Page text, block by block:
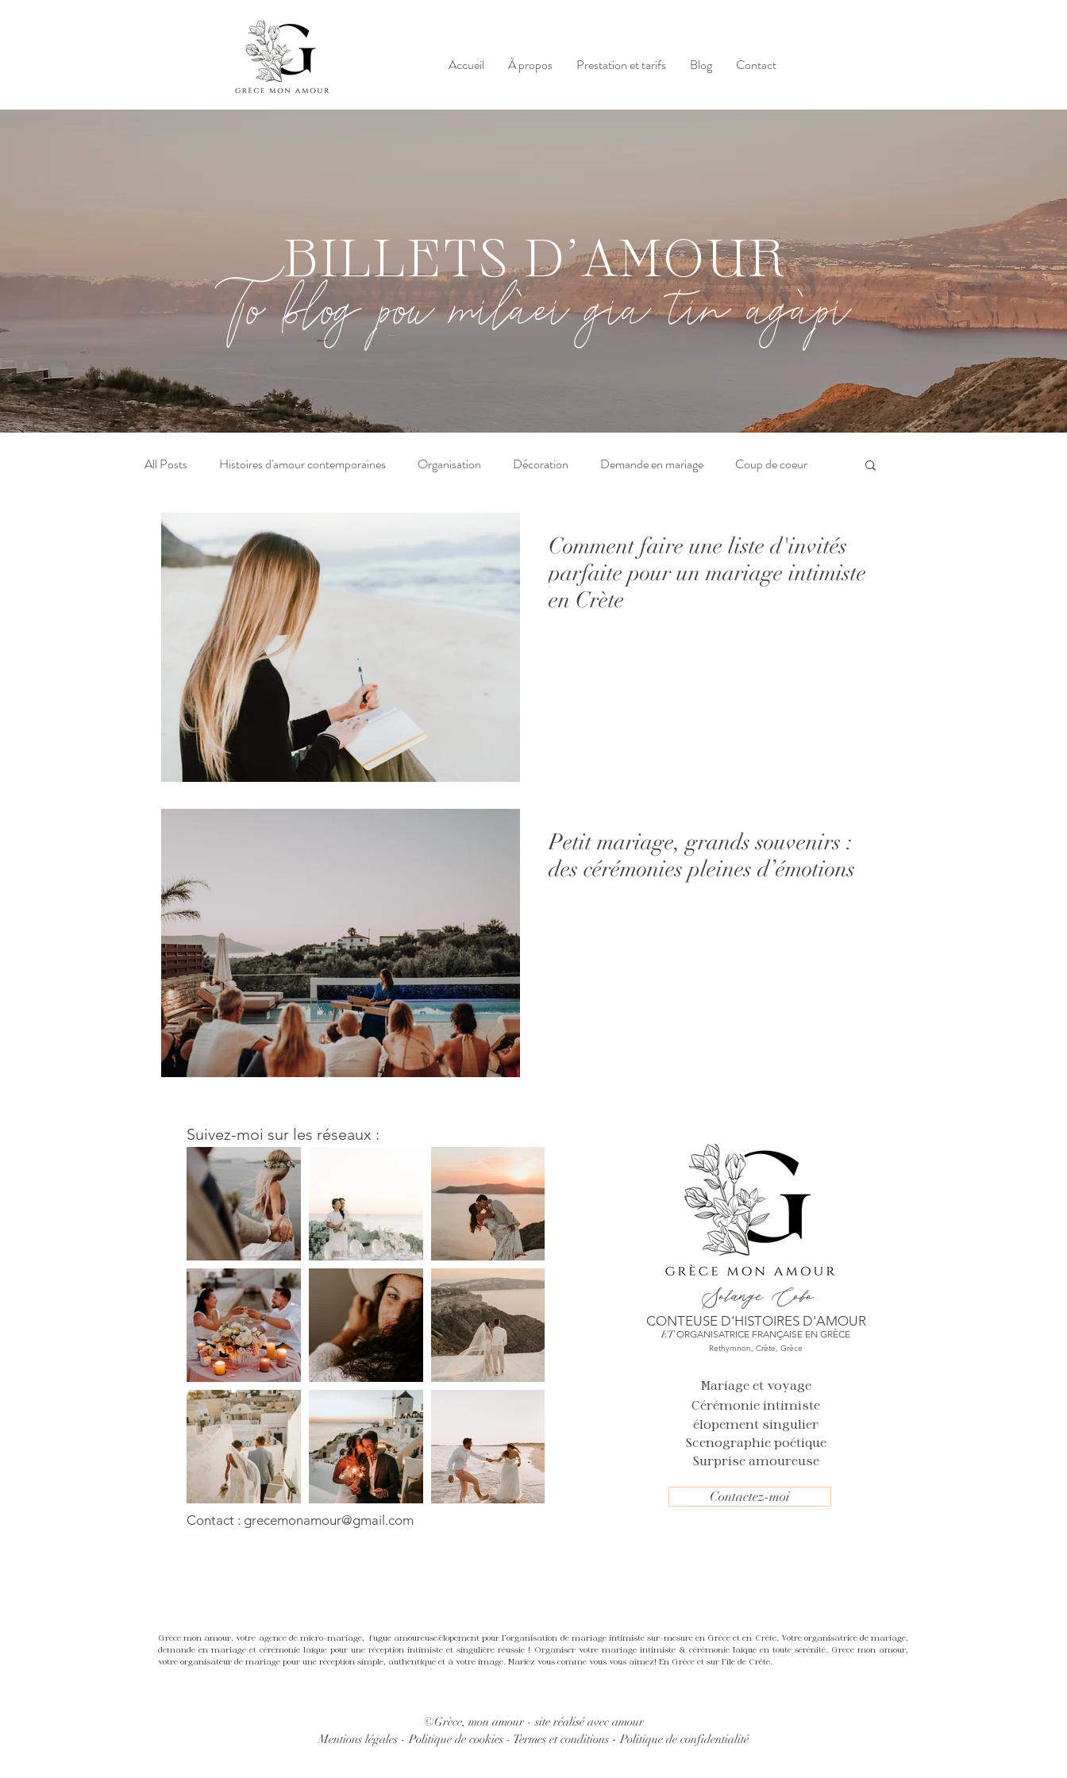
Accueil À propos Prestation et tarifs Blog Contact
BILLETS D'AMOUR
To blog pou milàei gia tin agàpi
All Posts Histoires d'amour contemporaines Organisation Décoration Demande en mariage Coup de coeur
Comment faire une liste d'invités
parfaite pour un mariage intimiste
en Crète
Petit mariage, grands souvenirs :
des cérémonies pleines d’émotions
Suivez-moi sur les réseaux :
Contact : grecemonamour@gmail.com
Solange Cobo
CONTEUSE D'HISTOIRES D'AMOUR
ETORGANISATRICE FRANÇAISE EN GRÈCE
Rethymnon, Crète, Grèce
Mariage et voyage
Cérémonie intimiste
élopement singulier
Scenographie poétique
Surprise amoureuse
Contactez-moi
Grèce mon amour, votre agence de micro-mariage, fugue amoureuse/élopement pour l'organisation de mariage intimiste sur-mesure en Grèce et en Crète. Votre organisatrice de mariage,
demande en mariage et cérémonie laïque pour une réception intimiste et singulière réussie ! Organiser votre mariage intimiste & cérémonie laïque en toute sérénité. Grece mon amour,
votre organisateur de mariage pour une réception simple, authentique et à votre image. Mariez vous comme vous vous aimez! En Grèce et sur l'île de Crête.
©Grèce, mon amour - site réalisé avec amour
Mentions légales -Politique de cookies - Termes et conditions -Politique de confidentialité